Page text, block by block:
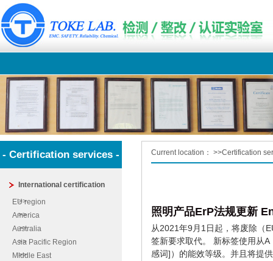
- Certification services -
International certification
EU region
America
Australia
Asia Pacific Region
Middle East
Current location： >>Certification
照明产品ErP法规更新
从2021年9月1日起，将废除（
签新要求取代。 新标签使用从
感词]）的能效等级。并且将提